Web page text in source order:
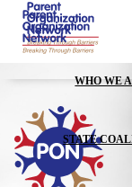
WHO WE
STATE